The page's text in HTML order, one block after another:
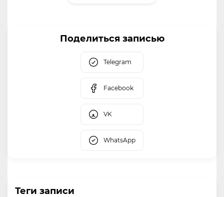
Поделиться записью
Telegram
Facebook
VK
WhatsApp
Теги записи